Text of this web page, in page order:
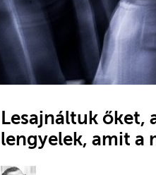
Lesajnáltuk őket,
lengyelek, amit a